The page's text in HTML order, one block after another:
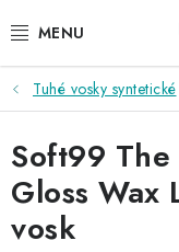
na
AKCE
NOVINKY
EXTERIÉR
Tuhé vosky syntetické
Soft99
Gloss
vosk